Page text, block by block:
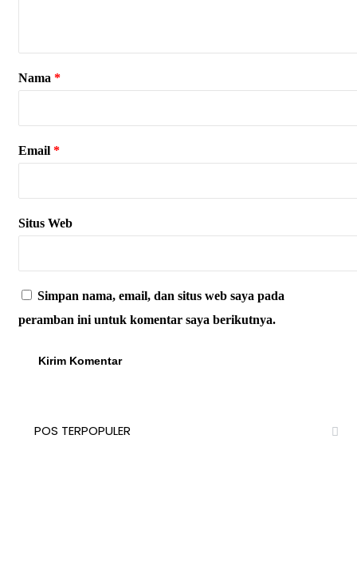
Nama *
Email *
Situs Web
Simpan nama, email, dan situs web saya pada
peramban ini untuk komentar saya berikutnya.
POS TERPOPULER